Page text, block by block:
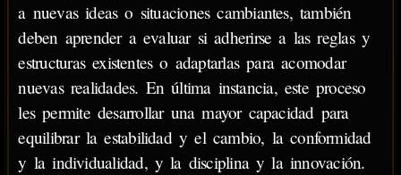
a nuevas ideas o situaciones cambiantes, también
deben aprender a evaluar si adherirse a las reglas y
estructuras existentes o adaptarlas para acomodar
nuevas realidades. En última instancia, este proceso
les permite desarrollar una mayor capacidad para
equilibrar la estabilidad y el cambio, la conformidad
y la individualidad, y la disciplina y la innovación.